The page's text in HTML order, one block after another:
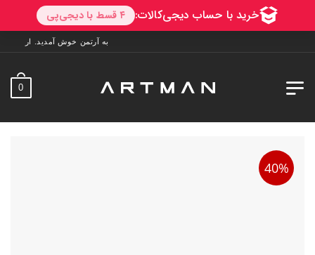
به آرتمن خوش آمدید. ارسال به سراسر ایران. 7 روز فرصت تست در منزل. 1
0
40%